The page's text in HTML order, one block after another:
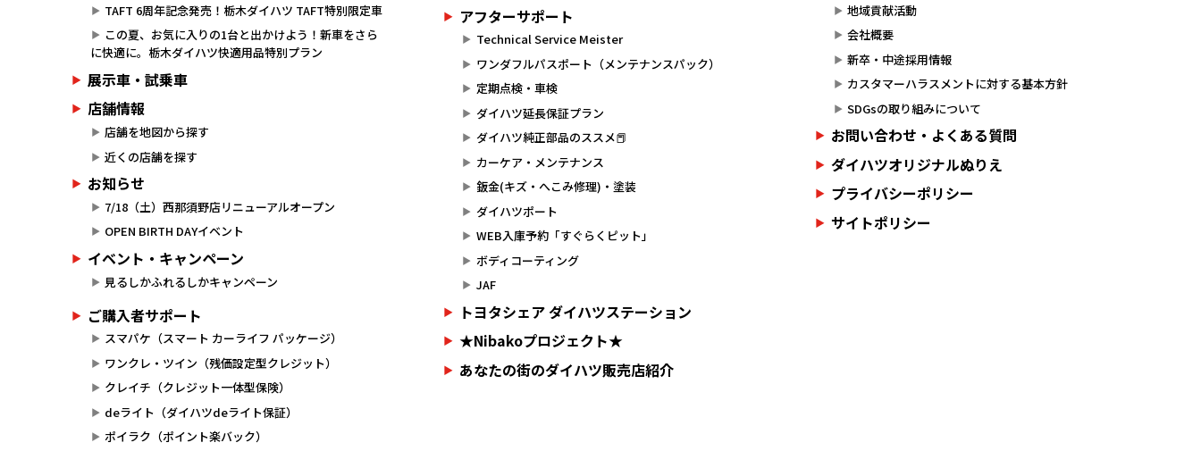
TAFT 6周年記念発売！栃木ダイハツ TAFT特別限定車
この夏、お気に入りの1台と出かけよう！新車をさら
に快適に。栃木ダイハツ快適用品特別プラン
展示車・試乗車
店舗情報
店舗を地図から探す
近くの店舗を探す
お知らせ
7/18（土）西那須野店リニューアルオープン
OPEN BIRTH DAYイベント
イベント・キャンペーン
見るしかふれるしかキャンペーン
ご購入者サポート
スマパケ（スマート カーライフ パッケージ）
ワンクレ・ツイン（残価設定型クレジット）
クレイチ（クレジット一体型保険）
deライト（ダイハツdeライト保証）
ポイラク（ポイント楽バック）
アフターサポート
Technical Service Meister
ワンダフルパスポート（メンテナンスパック）
定期点検・車検
ダイハツ延長保証プラン
ダイハツ純正部品のススメ📕
カーケア・メンテナンス
鈑金(キズ・へこみ修理)・塗装
ダイハツポート
WEB入庫予約「すぐらくピット」
ボディコーティング
JAF
トヨタシェア ダイハツステーション
★Nibakoプロジェクト★
あなたの街のダイハツ販売店紹介
地域貢献活動
会社概要
新卒・中途採用情報
カスタマーハラスメントに対する基本方針
SDGsの取り組みについて
お問い合わせ・よくある質問
ダイハツオリジナルぬりえ
プライバシーポリシー
サイトポリシー